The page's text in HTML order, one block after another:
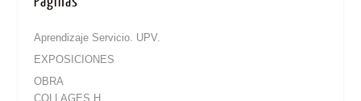
Aprendizaje Servicio. UPV.
EXPOSICIONES
OBRA
COLLAGES H